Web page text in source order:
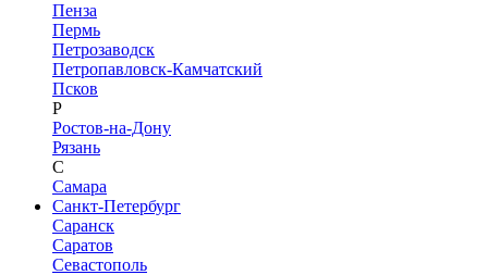
Пенза
Пермь
Петрозаводск
Петропавловск-Камчатский
Псков
Р
Ростов-на-Дону
Рязань
С
Самара
Санкт-Петербург
Саранск
Саратов
Севастополь